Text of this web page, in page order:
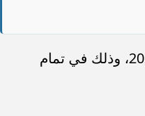
تنطلق صافرة بداية هذه المباراة المثيرة مساء اليوم الأربعاء 4 مارس 2026، وذلك في تمام